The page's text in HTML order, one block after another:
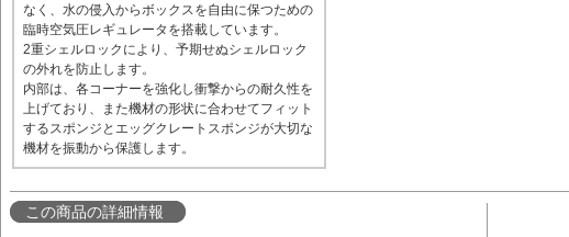
なく、水の侵入からボックスを自由に保つための
臨時空気圧レギュレータを搭載しています。
2重シェルロックにより、予期せぬシェルロック
の外れを防止します。
内部は、各コーナーを強化し衝撃からの耐久性を
上げており、また機材の形状に合わせてフィット
するスポンジとエッグクレートスポンジが大切な
機材を振動から保護します。
この商品の詳細情報